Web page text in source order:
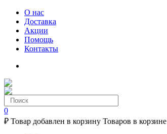
О нас
Доставка
Акции
Помощь
Контакты
0
₽ Товар добавлен в корзину Товаров в корзине